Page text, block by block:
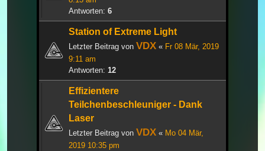
Antworten: 6
Station of Extreme Light
Letzter Beitrag von VDX « Fr 08 Mär, 2019
9:11 am
Antworten: 12
Effizientere
Teilchenbeschleuniger - Dank
Laser
Letzter Beitrag von VDX « Mo 04 Mär,
2019 10:35 pm